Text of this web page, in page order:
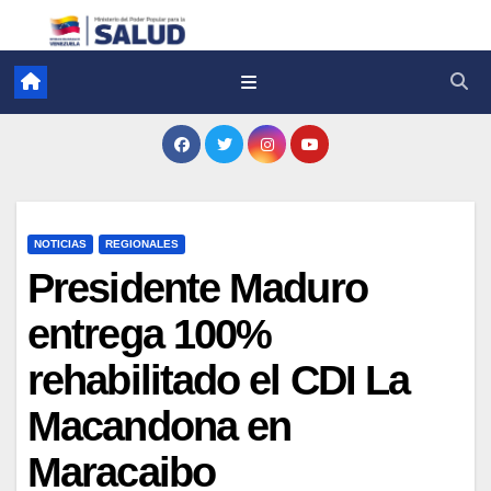
NOTICIAS REGIONALES
Presidente Maduro
entrega 100%
rehabilitado el CDI La
Macandona en
Maracaibo